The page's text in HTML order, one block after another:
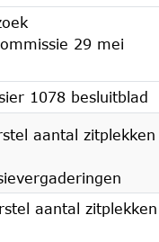
29 mei
1078 besluitblad
aantal zitplekken
aantal zitplekken